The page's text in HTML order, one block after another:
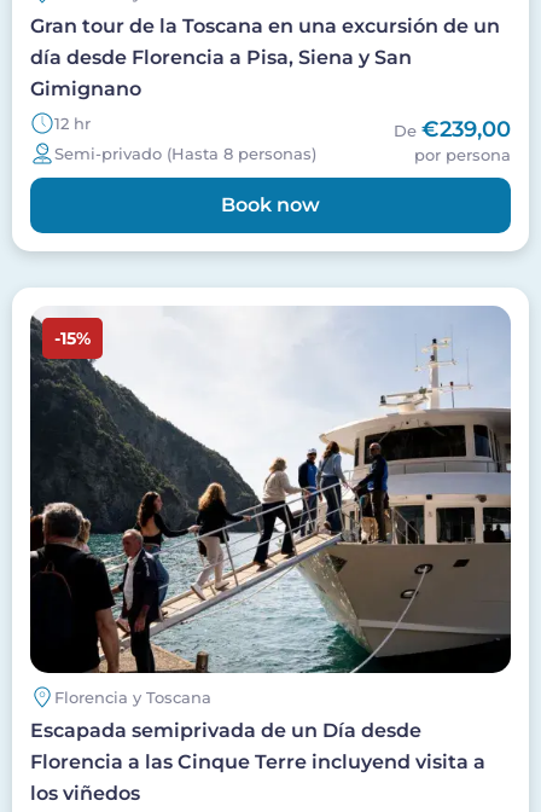
Gran tour de la Toscana en una excursión de un
día desde Florencia a Pisa, Siena y San
Gimignano
12 hr
Semi-privado (Hasta 8 personas)
De €239,00
por persona
Book now
Imagen
-15%
Florencia y Toscana
Escapada semiprivada de un Día desde
Florencia a las Cinque Terre incluyend visita a
los viñedos